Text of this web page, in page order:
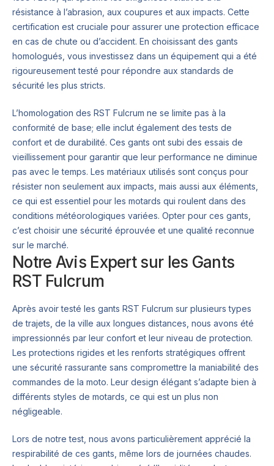
résistance à l’abrasion, aux coupures et aux impacts. Cette
certification est cruciale pour assurer une protection efficace
en cas de chute ou d’accident. En choisissant des gants
homologués, vous investissez dans un équipement qui a été
rigoureusement testé pour répondre aux standards de
sécurité les plus stricts.
L’homologation des RST Fulcrum ne se limite pas à la
conformité de base; elle inclut également des tests de
confort et de durabilité. Ces gants ont subi des essais de
vieillissement pour garantir que leur performance ne diminue
pas avec le temps. Les matériaux utilisés sont conçus pour
résister non seulement aux impacts, mais aussi aux éléments,
ce qui est essentiel pour les motards qui roulent dans des
conditions météorologiques variées. Opter pour ces gants,
c’est choisir une sécurité éprouvée et une qualité reconnue
sur le marché.
Notre Avis Expert sur les Gants
RST Fulcrum
Après avoir testé les gants RST Fulcrum sur plusieurs types
de trajets, de la ville aux longues distances, nous avons été
impressionnés par leur confort et leur niveau de protection.
Les protections rigides et les renforts stratégiques offrent
une sécurité rassurante sans compromettre la maniabilité des
commandes de la moto. Leur design élégant s’adapte bien à
différents styles de motards, ce qui est un plus non
négligeable.
Lors de notre test, nous avons particulièrement apprécié la
respirabilité de ces gants, même lors de journées chaudes.